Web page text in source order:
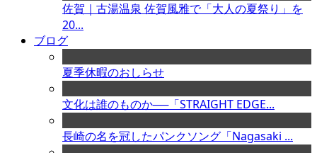
佐賀｜古湯温泉 佐賀風雅で「大人の夏祭り」を
20...
ブログ
夏季休暇のおしらせ
文化は誰のものか──「STRAIGHT EDGE...
長崎の名を冠したパンクソング「Nagasaki ...